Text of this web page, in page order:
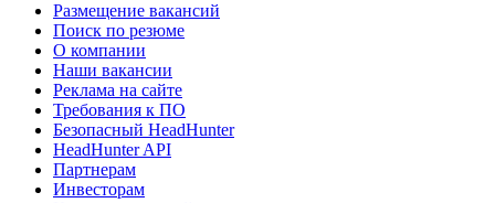
Размещение вакансий
Поиск по резюме
О компании
Наши вакансии
Реклама на сайте
Требования к ПО
Безопасный HeadHunter
HeadHunter API
Партнерам
Инвесторам